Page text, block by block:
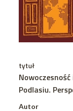
tytuł
Podlasiu.
Autor